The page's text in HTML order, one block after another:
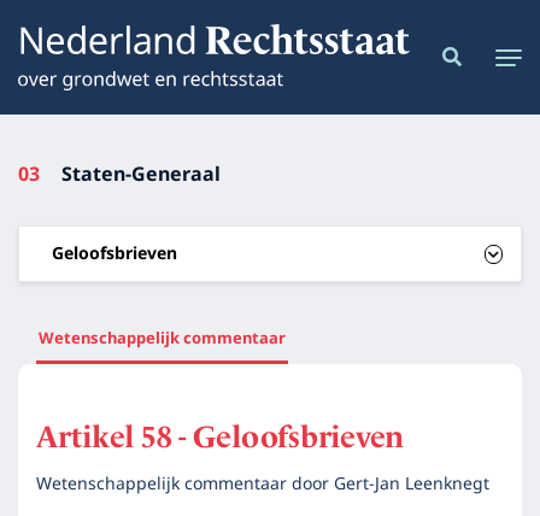
03 Staten-Generaal
Geloofsbrieven
Wetenschappelijk commentaar
Artikel 58 - Geloofsbrieven
Wetenschappelijk commentaar door Gert-Jan Leenknegt